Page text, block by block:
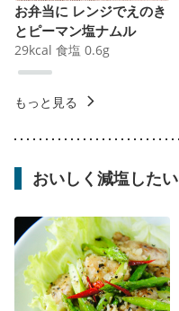
お弁当に レンジでえのき
とピーマン塩ナムル
29kcal 食塩 0.6g
もっと見る
おいしく減塩したい